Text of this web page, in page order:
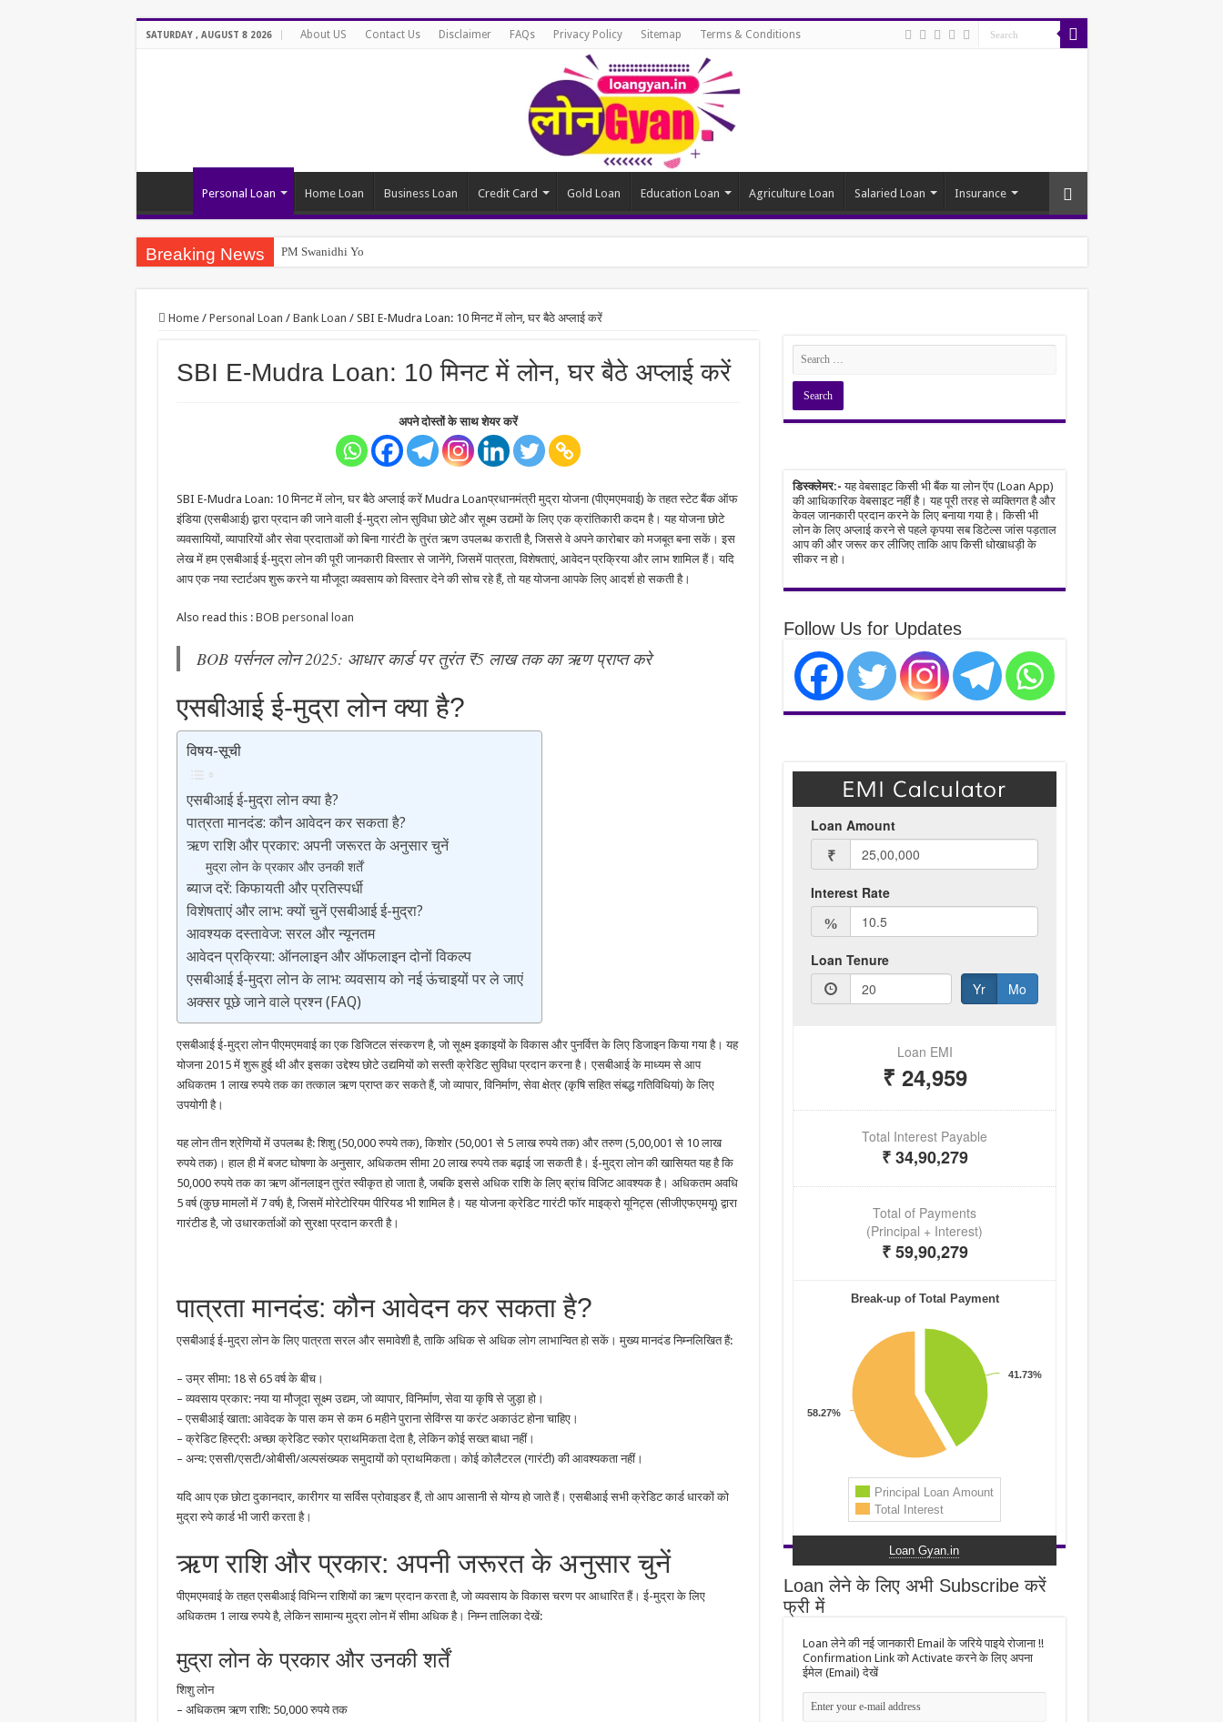
SATURDAY , AUGUST 8 2026 About US Contact Us Disclaimer FAQs Privacy Policy Sitemap Terms & Conditions
Personal Loan Home Loan Business Loan Credit Card Gold Loan Education Loan Agriculture Loan Salaried Loan Insurance
Breaking News PM Swanidhi Yojana
Home / Personal Loan / Bank Loan / SBI E-Mudra Loan: 10 मिनट में लोन, घर बैठे अप्लाई करें
SBI E-Mudra Loan: 10 मिनट में लोन, घर बैठे अप्लाई करें
अपने दोस्तों के साथ शेयर करें
SBI E-Mudra Loan: 10 मिनट में लोन, घर बैठे अप्लाई करें Mudra Loanप्रधानमंत्री मुद्रा योजना (पीएमएमवाई) के तहत स्टेट बैंक ऑफ
इंडिया (एसबीआई) द्वारा प्रदान की जाने वाली ई-मुद्रा लोन सुविधा छोटे और सूक्ष्म उद्यमों के लिए एक क्रांतिकारी कदम है। यह योजना छोटे
व्यवसायियों, व्यापारियों और सेवा प्रदाताओं को बिना गारंटी के तुरंत ऋण उपलब्ध कराती है, जिससे वे अपने कारोबार को मजबूत बना सकें। इस
लेख में हम एसबीआई ई-मुद्रा लोन की पूरी जानकारी विस्तार से जानेंगे, जिसमें पात्रता, विशेषताएं, आवेदन प्रक्रिया और लाभ शामिल हैं। यदि
आप एक नया स्टार्टअप शुरू करने या मौजूदा व्यवसाय को विस्तार देने की सोच रहे हैं, तो यह योजना आपके लिए आदर्श हो सकती है।
Also read this : BOB personal loan
BOB पर्सनल लोन 2025: आधार कार्ड पर तुरंत ₹5 लाख तक का ऋण प्राप्त करे
एसबीआई ई-मुद्रा लोन क्या है?
विषय-सूची
एसबीआई ई-मुद्रा लोन क्या है?
पात्रता मानदंड: कौन आवेदन कर सकता है?
ऋण राशि और प्रकार: अपनी जरूरत के अनुसार चुनें
मुद्रा लोन के प्रकार और उनकी शर्तें
ब्याज दरें: किफायती और प्रतिस्पर्धी
विशेषताएं और लाभ: क्यों चुनें एसबीआई ई-मुद्रा?
आवश्यक दस्तावेज: सरल और न्यूनतम
आवेदन प्रक्रिया: ऑनलाइन और ऑफलाइन दोनों विकल्प
एसबीआई ई-मुद्रा लोन के लाभ: व्यवसाय को नई ऊंचाइयों पर ले जाएं
अक्सर पूछे जाने वाले प्रश्न (FAQ)
एसबीआई ई-मुद्रा लोन पीएमएमवाई का एक डिजिटल संस्करण है, जो सूक्ष्म इकाइयों के विकास और पुनर्वित्त के लिए डिजाइन किया गया है। यह
योजना 2015 में शुरू हुई थी और इसका उद्देश्य छोटे उद्यमियों को सस्ती क्रेडिट सुविधा प्रदान करना है। एसबीआई के माध्यम से आप
अधिकतम 1 लाख रुपये तक का तत्काल ऋण प्राप्त कर सकते हैं, जो व्यापार, विनिर्माण, सेवा क्षेत्र (कृषि सहित संबद्ध गतिविधियां) के लिए
उपयोगी है।
यह लोन तीन श्रेणियों में उपलब्ध है: शिशु (50,000 रुपये तक), किशोर (50,001 से 5 लाख रुपये तक) और तरुण (5,00,001 से 10 लाख
रुपये तक)। हाल ही में बजट घोषणा के अनुसार, अधिकतम सीमा 20 लाख रुपये तक बढ़ाई जा सकती है। ई-मुद्रा लोन की खासियत यह है कि
50,000 रुपये तक का ऋण ऑनलाइन तुरंत स्वीकृत हो जाता है, जबकि इससे अधिक राशि के लिए ब्रांच विजिट आवश्यक है। अधिकतम अवधि
5 वर्ष (कुछ मामलों में 7 वर्ष) है, जिसमें मोरेटोरियम पीरियड भी शामिल है। यह योजना क्रेडिट गारंटी फॉर माइक्रो यूनिट्स (सीजीएफएमयू) द्वारा
गारंटीड है, जो उधारकर्ताओं को सुरक्षा प्रदान करती है।
पात्रता मानदंड: कौन आवेदन कर सकता है?
एसबीआई ई-मुद्रा लोन के लिए पात्रता सरल और समावेशी है, ताकि अधिक से अधिक लोग लाभान्वित हो सकें। मुख्य मानदंड निम्नलिखित हैं:
– उम्र सीमा: 18 से 65 वर्ष के बीच।
– व्यवसाय प्रकार: नया या मौजूदा सूक्ष्म उद्यम, जो व्यापार, विनिर्माण, सेवा या कृषि से जुड़ा हो।
– एसबीआई खाता: आवेदक के पास कम से कम 6 महीने पुराना सेविंग्स या करंट अकाउंट होना चाहिए।
– क्रेडिट हिस्ट्री: अच्छा क्रेडिट स्कोर प्राथमिकता देता है, लेकिन कोई सख्त बाधा नहीं।
– अन्य: एससी/एसटी/ओबीसी/अल्पसंख्यक समुदायों को प्राथमिकता। कोई कोलैटरल (गारंटी) की आवश्यकता नहीं।
यदि आप एक छोटा दुकानदार, कारीगर या सर्विस प्रोवाइडर हैं, तो आप आसानी से योग्य हो जाते हैं। एसबीआई सभी क्रेडिट कार्ड धारकों को
मुद्रा रुपे कार्ड भी जारी करता है।
ऋण राशि और प्रकार: अपनी जरूरत के अनुसार चुनें
पीएमएमवाई के तहत एसबीआई विभिन्न राशियों का ऋण प्रदान करता है, जो व्यवसाय के विकास चरण पर आधारित हैं। ई-मुद्रा के लिए
अधिकतम 1 लाख रुपये है, लेकिन सामान्य मुद्रा लोन में सीमा अधिक है। निम्न तालिका देखें:
मुद्रा लोन के प्रकार और उनकी शर्तें
शिशु लोन
– अधिकतम ऋण राशि: 50,000 रुपये तक
डिस्क्लेमर:- यह वेबसाइट किसी भी बैंक या लोन ऍप (Loan App)
की आधिकारिक वेबसाइट नहीं है। यह पूरी तरह से व्यक्तिगत है और
केवल जानकारी प्रदान करने के लिए बनाया गया है। किसी भी
लोन के लिए अप्लाई करने से पहले कृपया सब डिटेल्स जांस पड़ताल
आप की और जरूर कर लीजिए ताकि आप किसी धोखाधड़ी के
सीकर न हो।
Follow Us for Updates
Loan Gyan.in
Loan लेने के लिए अभी Subscribe करें
फ्री में
Loan लेने की नई जानकारी Email के जरिये पाइये रोजाना !!
Confirmation Link को Activate करने के लिए अपना
ईमेल (Email) देखें